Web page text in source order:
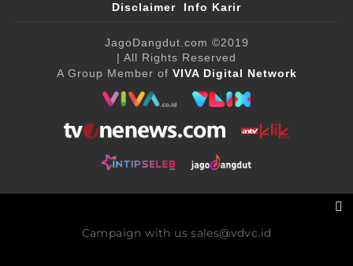
Disclaimer
Info Karir
JagoDangdut.com ©2019
| All Rights Reserved
A Group Member of VIVA Digital Network
